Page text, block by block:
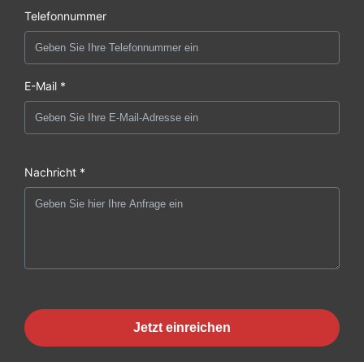
Telefonnummer
E-Mail *
Nachricht *
Jetzt einreichen